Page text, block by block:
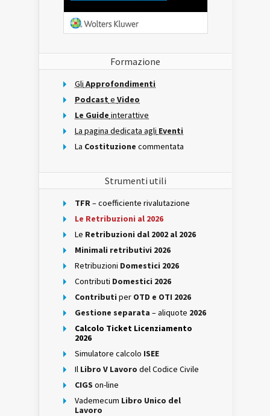
Formazione
Gli Approfondimenti
Podcast e Video
Le Guide interattive
La pagina dedicata agli Eventi
La Costituzione commentata
Strumenti utili
TFR– coefficiente rivalutazione
Le Retribuzioni al 2026
Le Retribuzioni dal 2002 al 2026
Minimali retributivi 2026
Retribuzioni Domestici 2026
Contributi Domestici 2026
Contributi per OTD e OTI 2026
Gestione separata – aliquote 2026
Calcolo Ticket Licenziamento
2026
Simulatore calcolo ISEE
Il Libro V Lavoro del Codice Civile
CIGS on-line
Vademecum Libro Unico del
Lavoro